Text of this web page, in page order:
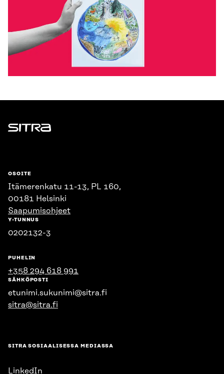
Sitra
OSOITE
Itämerenkatu 11-13, PL 160,
00181 Helsinki
Saapumisohjeet
Y-TUNNUS
0202132-3
PUHELIN
+358 294 618 991
SÄHKÖPOSTI
etunimi.sukunimi@sitra.fi
sitra@sitra.fi
SITRA SOSIAALISESSA MEDIASSA
LinkedIn